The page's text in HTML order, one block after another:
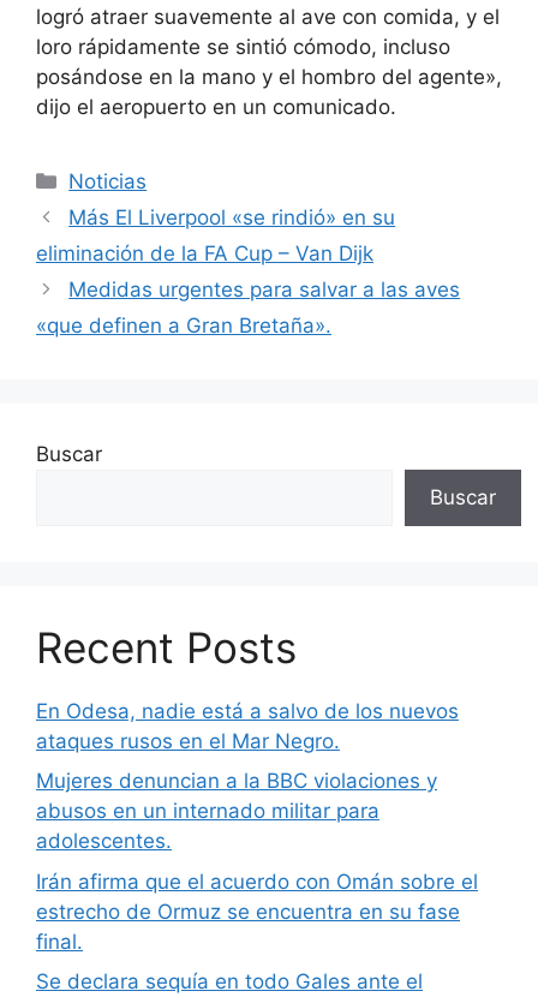
logró atraer suavemente al ave con comida, y el
loro rápidamente se sintió cómodo, incluso
posándose en la mano y el hombro del agente»,
dijo el aeropuerto en un comunicado.
Categorías
Noticias
Más El Liverpool «se rindió» en su
eliminación de la FA Cup – Van Dijk
Medidas urgentes para salvar a las aves
«que definen a Gran Bretaña».
Buscar
Buscar
Recent Posts
En Odesa, nadie está a salvo de los nuevos
ataques rusos en el Mar Negro.
Mujeres denuncian a la BBC violaciones y
abusos en un internado militar para
adolescentes.
Irán afirma que el acuerdo con Omán sobre el
estrecho de Ormuz se encuentra en su fase
final.
Se declara sequía en todo Gales ante el